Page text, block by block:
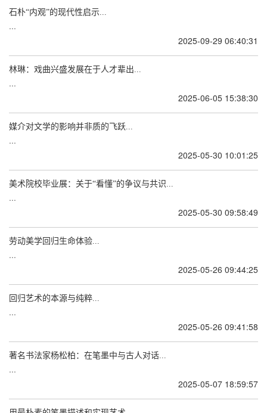
石朴“内观”的现代性启示...
...
2025-09-29 06:40:31
林琳：戏曲兴盛发展在于人才辈出...
...
2025-06-05 15:38:30
媒介对文学的影响并非质的飞跃...
...
2025-05-30 10:01:25
美术院校毕业展：关于“看懂”的争议与共识...
...
2025-05-30 09:58:49
劳动美学回归生命体验...
...
2025-05-26 09:44:25
回归艺术的本源与纯粹...
...
2025-05-26 09:41:58
著名书法家杨松柏：在笔墨中与古人对话...
...
2025-05-07 18:59:57